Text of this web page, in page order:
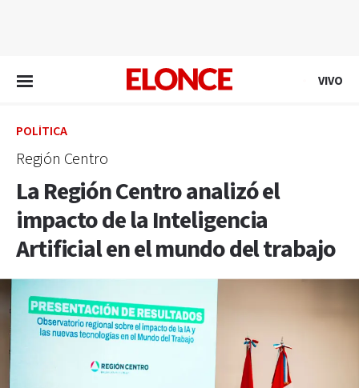
VIVO
POLÍTICA
Región Centro
La Región Centro analizó el
impacto de la Inteligencia
Artificial en el mundo del trabajo